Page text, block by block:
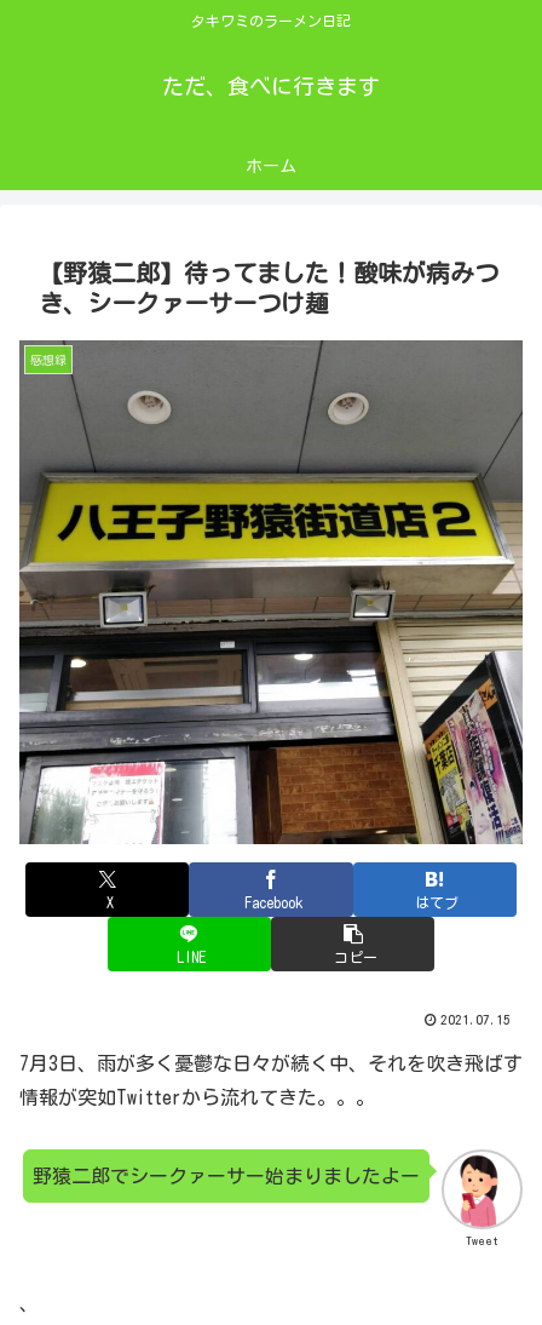
タキワミのラーメン日記
ただ、食べに行きます
ホーム
【野猿二郎】待ってました！酸味が病みつ
き、シークァーサーつけ麺
感想録
X Facebook はてブ
LINE コピー
2021.07.15
7月3日、雨が多く憂鬱な日々が続く中、それを吹き飛ばす
情報が突如Twitterから流れてきた。。。
Tweet
野猿二郎でシークァーサー始まりましたよー
、